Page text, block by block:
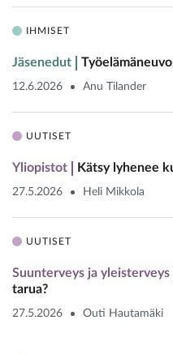
IHMISET
Jäsenedut
12.6.2026 Anu Tilander
UUTISET
Yliopistot Kätsy lyhenee
27.5.2026 Heli Mikkola
UUTISET
Suunterveys ja yleisterveys
tarua?
27.5.2026 Outi Hautamäki